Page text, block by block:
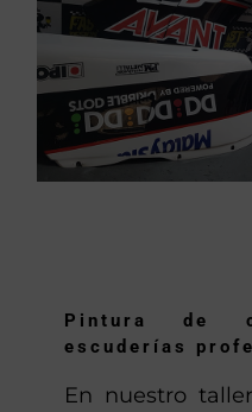
Pintura de
escuderías
En nuestro